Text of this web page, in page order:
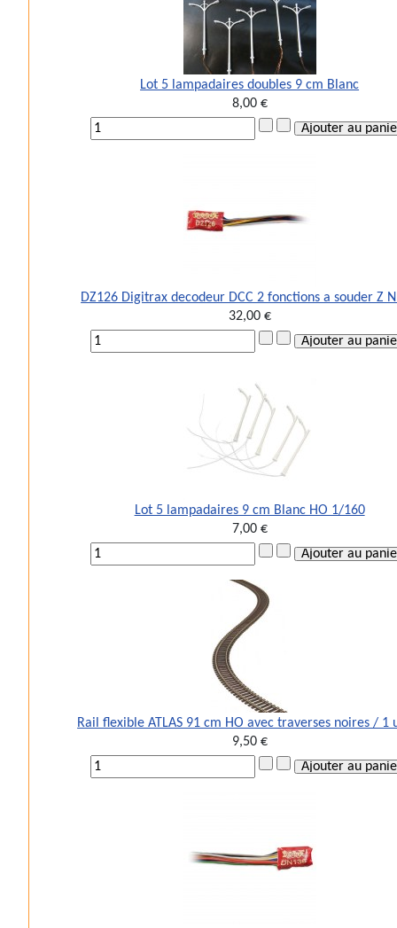
Lot 5 lampadaires doubles 9 cm Blanc
8,00 €
DZ126 Digitrax decodeur DCC 2 fonctions a souder Z
32,00 €
Lot 5 lampadaires 9 cm Blanc HO 1/160
7,00 €
Rail flexible ATLAS 91 cm HO avec traverses noires / 1
9,50 €